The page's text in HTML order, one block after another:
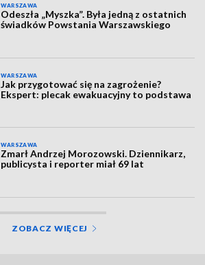
WARSZAWA
Odeszła „Myszka”. Była jedną z ostatnich
świadków Powstania Warszawskiego
WARSZAWA
Jak przygotować się na zagrożenie?
Ekspert: plecak ewakuacyjny to podstawa
WARSZAWA
Zmarł Andrzej Morozowski. Dziennikarz,
publicysta i reporter miał 69 lat
ZOBACZ WIĘCEJ